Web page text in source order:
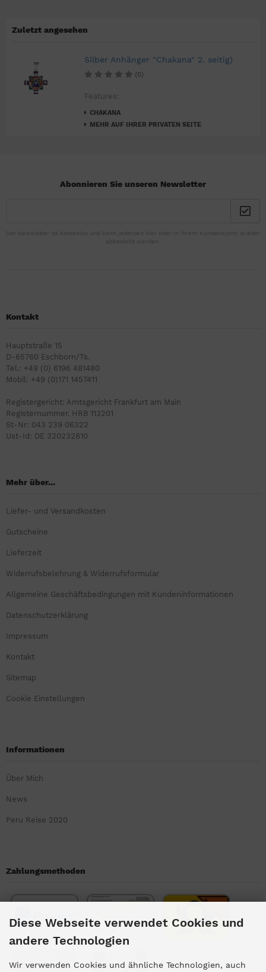
Zuletzt angesehen
Silber Anhänger "Chakana" 2. seitig)
(0)
Features:
CHAKANA
MEHR AUF IHRER PRIVATEN SEITE
Abonnieren Sie unseren Newsletter
Der Newsletter ist kostenlos und kann jederzeit hier oder in Ihrem Kundenkonto wieder
abbestellt werden.
Kontakt
Hauptstraße 15
D-65760 Eschborn/Ts.
Tel.: +49 (0) 6196 481480
Mobil: +49 (0)171 1457411
Registergericht: Amtsgericht Frankfurt am Main
Registernummer. HRB 113201
St-Nr: 043 239 06322
Ust-Id: DE 320232810
Mehr über...
Liefer- und Versandkosten
Gutscheine
Lieferzeit
Widerrufsbelehrung & Widerrufsformular
Allgemeine Geschäftsbedingungen mit Kundeninformationen
Datenschutzerklärung
Impressum
Kontakt
Sitemap
Cookie Einstellungen
Informationen
Über Mich
News
Peru Reise 2020
Zahlungsmethoden
Diese Webseite verwendet Cookies und
andere Technologien
Wir verwenden Cookies und ähnliche Technologien, auch